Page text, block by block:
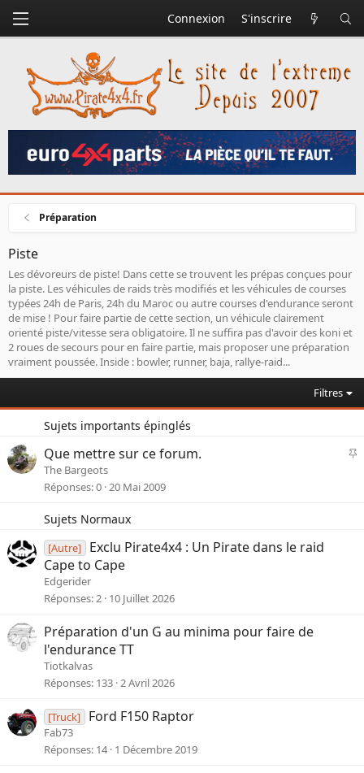
Connexion S'inscrire
Préparation
Piste
Les dévoreurs de piste! Dans cette se trouvent les prépas conçues pour
la piste. Les véhicules de raids très modifiés et les véhicules de courses
typées 24h de Paris, 24h du Maroc ou autre courses d'endurance seront
de mise ! Pour faire partie de cette section, un véhicule clairement
orienté piste/vitesse sera obligatoire. Il ne suffira pas d'avoir des koni et
2 roues de secours pour en faire partie, mais proposer une préparation
vraiment poussée. Inside : bowler, runner, baja, rallye-raid...
Filtres
Sujets importants épinglés
I
Que mettre sur ce forum.
The Bargeots
Réponses 0 20 Mai 2009
Sujets Normaux
[Autre]
Exclu Pirate4x4 : Un Pirate dans le raid
Cape to Cape
Edgerider
Réponses 2 10 Juillet 2026
Préparation d'un G au minima pour faire de
l'endurance TT
Tiotkalvas
Réponses 133 2 Avril 2026
[Truck] Ford F150 Raptor
Fab73
Réponses 14 1 Décembre 2019